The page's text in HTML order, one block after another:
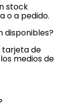
stock
o a pedido.
disponibles?
tarjeta de
medios de